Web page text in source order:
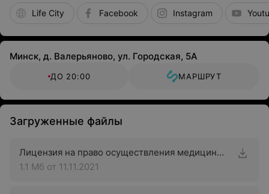
Life City Facebook Instagram
Минск, д. Валерьяново, ул. Городская, 5А
ДО 20:00 МАРШРУТ
Загруженные файлы
Лицензия на право осуществления медицинской деятельности
1.1 Мб от 11.11.2021